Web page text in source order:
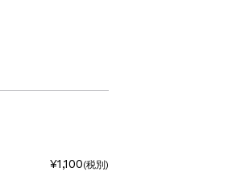
¥1,100(税別)